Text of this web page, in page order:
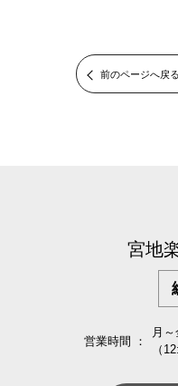
前のページへ戻る
宮地
営業時間 ：
月
（